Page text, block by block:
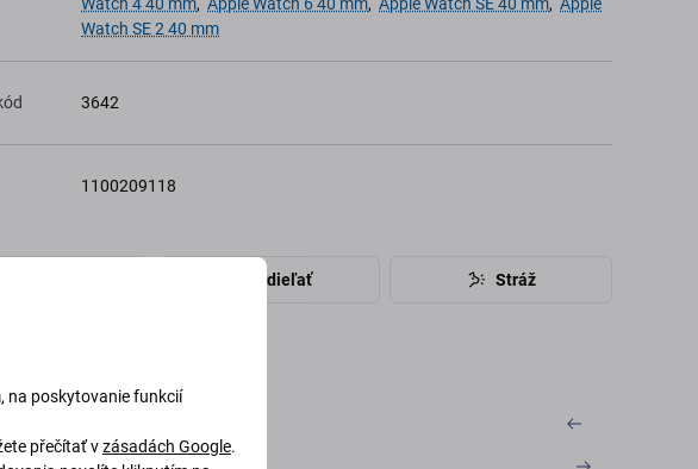
Watch SE 2 40 mm
3642
1100209118
Zdieľať Stráž
na poskytovanie funkcií
přečítať vzásadách Google.